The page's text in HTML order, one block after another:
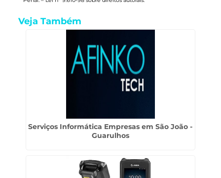
Veja Também
Serviços Informática Empresas em São João -
Guarulhos